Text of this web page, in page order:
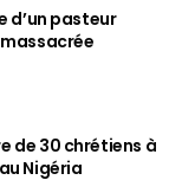
d’un pasteur
de 30 chrétiens à
Nigéria